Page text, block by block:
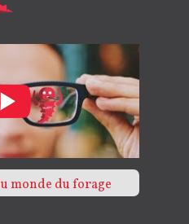
monde du forage